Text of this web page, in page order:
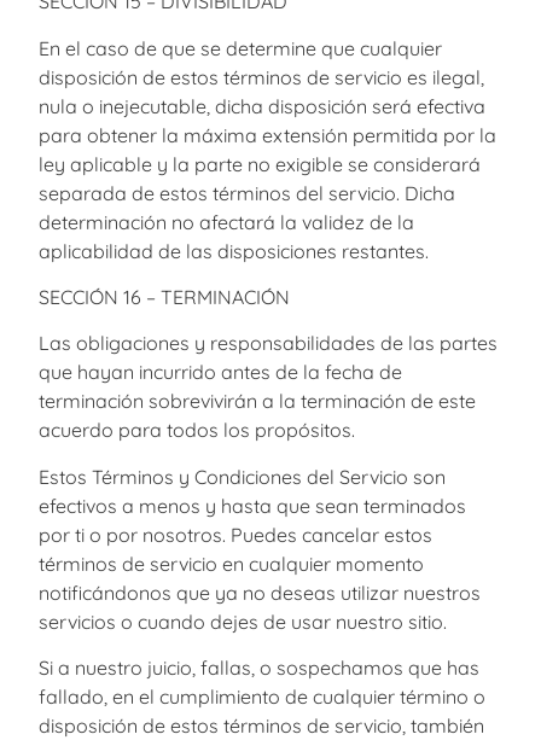
En el caso de que se determine que cualquier
disposición de estos términos de servicio es ilegal,
nula o inejecutable, dicha disposición será efectiva
para obtener la máxima extensión permitida por la
ley aplicable y la parte no exigible se considerará
separada de estos términos del servicio. Dicha
determinación no afectará la validez de la
aplicabilidad de las disposiciones restantes.
SECCIÓN 16 – TERMINACIÓN
Las obligaciones y responsabilidades de las partes
que hayan incurrido antes de la fecha de
terminación sobrevivirán a la terminación de este
acuerdo para todos los propósitos.
Estos Términos y Condiciones del Servicio son
efectivos a menos y hasta que sean terminados
por ti o por nosotros. Puedes cancelar estos
términos de servicio en cualquier momento
notificándonos que ya no deseas utilizar nuestros
servicios o cuando dejes de usar nuestro sitio.
Si a nuestro juicio, fallas, o sospechamos que has
fallado, en el cumplimiento de cualquier término o
disposición de estos términos de servicio, también